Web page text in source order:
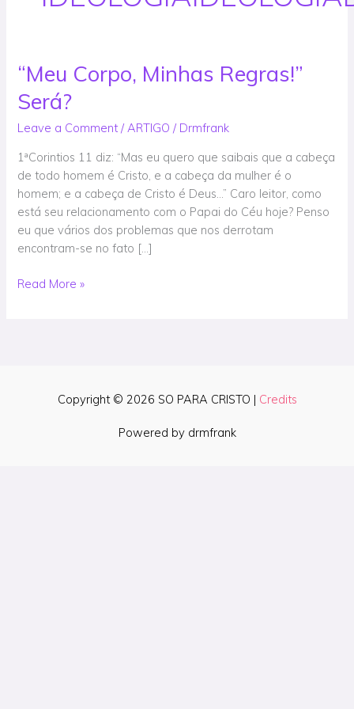
“Meu Corpo, Minhas Regras!”
Será?
Leave a Comment /ARTIGO / Drmfrank
1ªCorintios 11 diz: “Mas eu quero que saibais que a cabeça
de todo homem é Cristo, e a cabeça da mulher é o
homem; e a cabeça de Cristo é Deus…” Caro leitor, como
está seu relacionamento com o Papai do Céu hoje? Penso
eu que vários dos problemas que nos derrotam
encontram-se no fato […]
“Meu
Corpo,
Minhas
Regras!”
Read More »
Copyright © 2026 SO PARA CRISTO | Credits
Powered by drmfrank